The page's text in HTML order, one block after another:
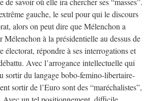
gauche, le seul pour qui le discours
alors on peut dire que Mélenchon a
à la présidentielle au dessus de
répondre à ses interrogations et
Avec l’arrogance intellectuelle qui
sortir du langage bobo-femino-libertaire-
sortir de l’Euro sont des “maréchalistes”,